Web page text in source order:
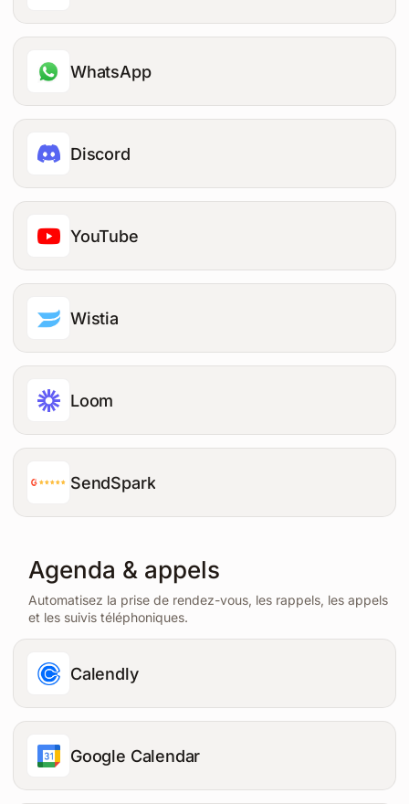
WhatsApp
Discord
YouTube
Wistia
Loom
SendSpark
Agenda & appels
Automatisez la prise de rendez-vous, les rappels, les appels
et les suivis téléphoniques.
Calendly
Google Calendar